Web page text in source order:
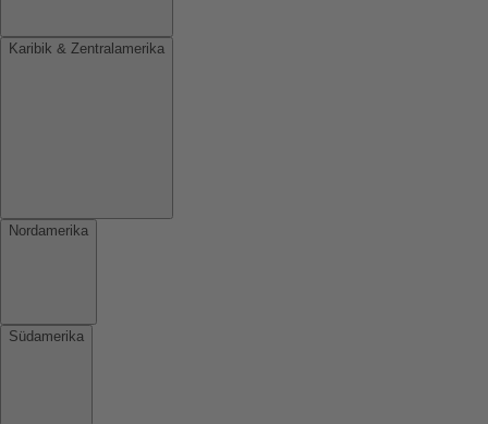
Karibik & Zentralamerika
Nordamerika
Südamerika